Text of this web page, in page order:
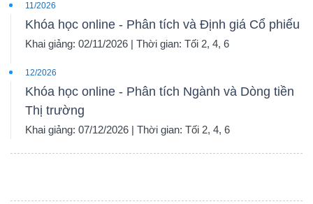
11/2026
Khóa học online - Phân tích và Định giá Cổ phiếu
Khai giảng: 02/11/2026 | Thời gian: Tối 2, 4, 6
12/2026
Khóa học online - Phân tích Ngành và Dòng tiền
Thị trường
Khai giảng: 07/12/2026 | Thời gian: Tối 2, 4, 6